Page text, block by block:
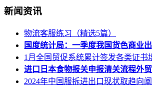
新闻资讯
物流客服练习（精选5篇）
国度统计局：一季度我国货色商业
1月全国贸促系统累计签发各类证书
进口日本食物报关申报清关流程外
2024年中国服拆进出口现状取趋向